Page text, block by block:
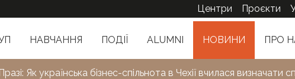
НАВЧАННЯ ПОДІЇ ALUMNI НОВИНИ ПРО
Центри Проєкти
Як українська бізнес-спільнота в Чехії вчилася визначати